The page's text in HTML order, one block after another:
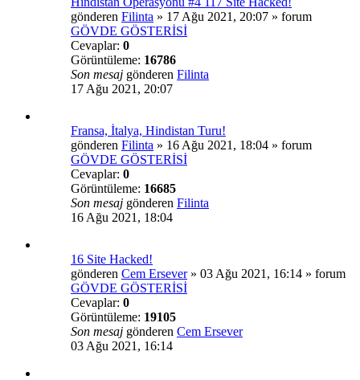
gönderen Filinta » 17 Ağu 2021, 20:07 » forum
GÖVDE GÖSTERİSİ
Cevaplar: 0
Görüntüleme: 16786
Son mesaj gönderen Filinta
17 Ağu 2021, 20:07
Fransa, İtalya, Hindistan Turu!
gönderen Filinta » 16 Ağu 2021, 18:04 » forum
GÖVDE GÖSTERİSİ
Cevaplar: 0
Görüntüleme: 16685
Son mesaj gönderen Filinta
16 Ağu 2021, 18:04
16 Site Hacked!
gönderen Cem Ersever» 03 Ağu 2021, 16:14 » forum
GÖVDE GÖSTERİSİ
Cevaplar: 0
Görüntüleme: 19105
Son mesaj gönderen Cem Ersever
03 Ağu 2021, 16:14